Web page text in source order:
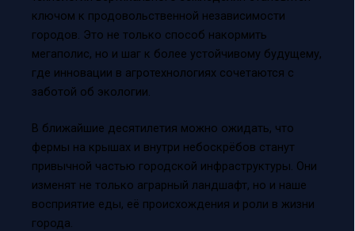
ключом к продовольственной независимости
городов. Это не только способ накормить
мегаполис, но и шаг к более устойчивому будущему,
где инновации в агротехнологиях сочетаются с
заботой об экологии.
В ближайшие десятилетия можно ожидать, что
фермы на крышах и внутри небоскрёбов станут
привычной частью городской инфраструктуры. Они
изменят не только аграрный ландшафт, но и наше
восприятие еды, её происхождения и роли в жизни
города.